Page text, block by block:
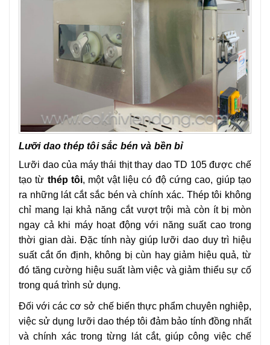
Lưỡi dao thép tôi sắc bén và bền bỉ
Lưỡi dao của máy thái thịt thay dao TD 105 được chế
tạo từ thép tôi, một vật liệu có độ cứng cao, giúp tạo
ra những lát cắt sắc bén và chính xác. Thép tôi không
chỉ mang lại khả năng cắt vượt trội mà còn ít bị mòn
ngay cả khi máy hoạt động với năng suất cao trong
thời gian dài. Đặc tính này giúp lưỡi dao duy trì hiệu
suất cắt ổn định, không bị cùn hay giảm hiệu quả, từ
đó tăng cường hiệu suất làm việc và giảm thiểu sự cố
trong quá trình sử dụng.
Đối với các cơ sở chế biến thực phẩm chuyên nghiệp,
việc sử dụng lưỡi dao thép tôi đảm bảo tính đồng nhất
và chính xác trong từng lát cắt, giúp công việc chế